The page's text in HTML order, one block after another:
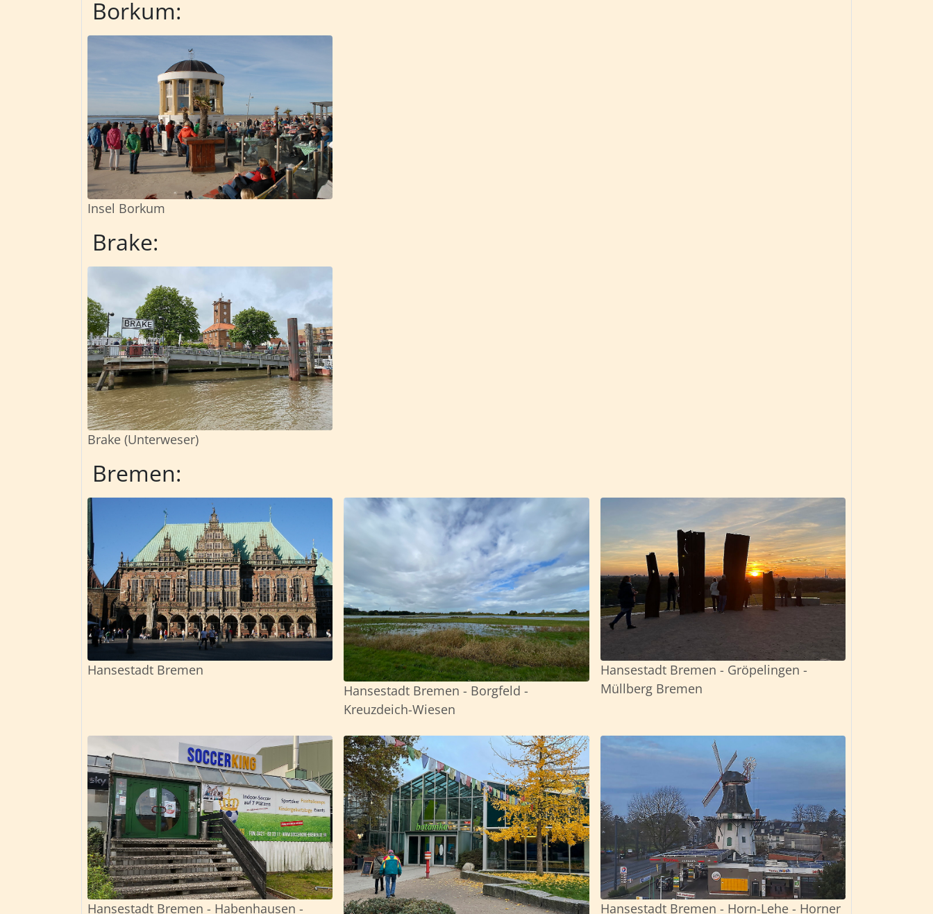
Borkum:
Insel Borkum
Brake:
Brake (Unterweser)
Bremen:
Hansestadt Bremen
Hansestadt Bremen - Borgfeld -
Kreuzdeich-Wiesen
Hansestadt Bremen - Gröpelingen -
Müllberg Bremen
Hansestadt Bremen - Habenhausen - Hansestadt Bremen - Horn-Lehe - Horner